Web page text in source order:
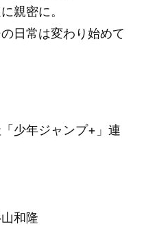
親密に。
日常は変わり始めて
少年ジャンプ+」連
和隆